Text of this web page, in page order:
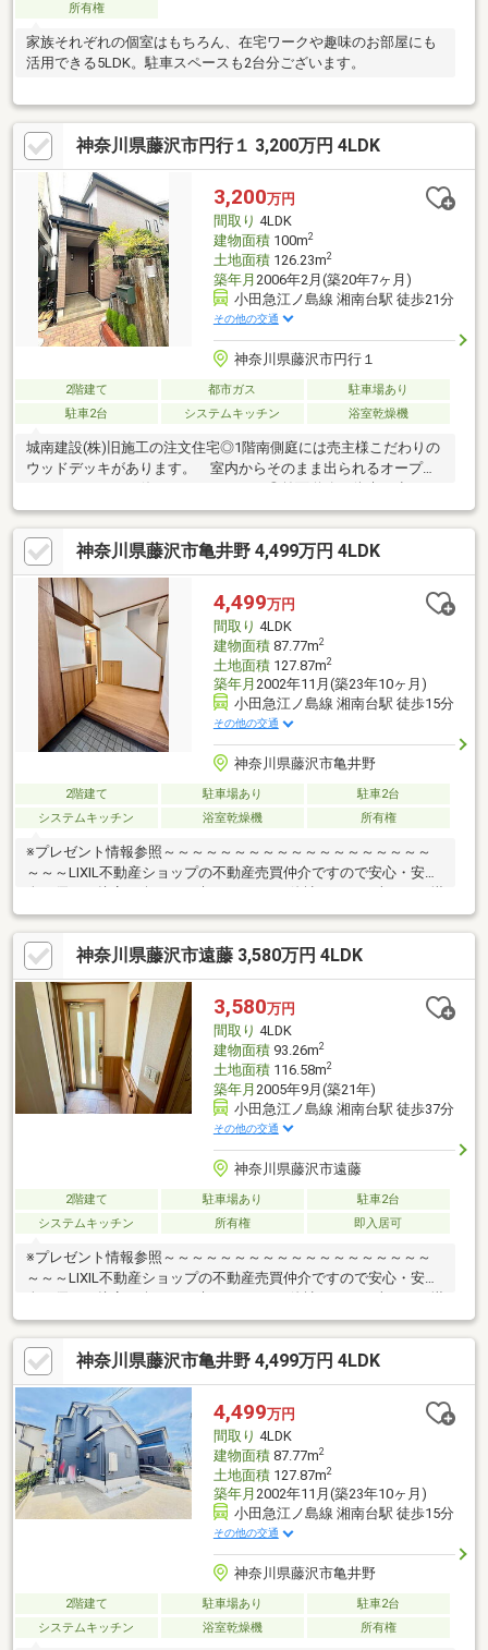
所有権
家族それぞれの個室はもちろん、在宅ワークや趣味のお部屋にも
活用できる5LDK。駐車スペースも2台分ございます。
神奈川県藤沢市円行１ 3,200万円 4LDK
3,200万円
間取り 4LDK
建物面積100m2
土地面積126.23m2
築年月 2006年2月(築20年7ヶ月)
小田急江ノ島線 湘南台駅 徒歩21分
その他の交通
神奈川県藤沢市円行１
2階建て 都市ガス
駐車場あり
駐車2台
システムキッチン 浴室乾燥機
城南建設(株)旧施工の注文住宅◎1階南側庭には売主様こだわりの
ウッドデッキがあります。 室内からそのまま出られるオープン
スペースとしてお使いいただけます。◎前面道路は往来の少ない
5m幅道路◎各居室6帖以上確保のゆとりある間取り◎2022年2
月 外壁・屋根塗装工事実施◎サイディングは旭トステム製
16mmを使用神奈川県藤沢市亀井野 4,499万円 4LDK
4,499万円
間取り 4LDK
建物面積87.77m2
土地面積127.87m2
築年月 2002年11月(築23年10ヶ月)
小田急江ノ島線 湘南台駅 徒歩15分
その他の交通
神奈川県藤沢市亀井野
2階建て 駐車場あり
駐車2台
システムキッチン
浴室乾燥機 所有権
※プレゼント情報参照～～～～～～～～～～～～～～～～～～～
～～～LIXIL不動産ショップの不動産売買仲介ですので安心・安
能下さいませ！～～～～～～～～～～～～～～～～～～～～～～
≪亀井野小学校・湘南台中学校≫火曜・水曜も営業中！リフォー
ムのご相談も無料で承ります。◆小田急江ノ島線「湘南台」駅が
徒歩圏内！◆カースペース2台分(車種にもよる)♪●ご内見希望・物
件所在地の詳細・付近の物件情報等はコチラまでTEL 046-240-
1982
神奈川県藤沢市遠藤 3,580万円 4LDK
3,580万円
間取り 4LDK
建物面積93.26m2
土地面積116.58m2
築年月 2005年9月(築21年)
小田急江ノ島線 湘南台駅 徒歩37分
その他の交通
神奈川県藤沢市遠藤
2階建て 駐車場あり
駐車2台
システムキッチン
所有権 即入居可
※プレゼント情報参照～～～～～～～～～～～～～～～～～～～
～～～LIXIL不動産ショップの不動産売買仲介ですので安心・安
全・優しい接客を楽しみに来てください♪他社さんとの違いをご堪
能下さいませ！～～～～～～～～～～～～～～～～～～～～～～
≪秋葉台小学校・秋葉台中学校≫火曜・水曜も営業中！リフォー
ムのご相談も無料で承ります。◆駐車2台可能！(車種による)◆閑
静な住宅地！●ご内見希望・物件所在地の詳細・付近の物件情報
等はコチラまでTEL 046-240-1982
神奈川県藤沢市亀井野 4,499万円 4LDK
4,499万円
間取り 4LDK
建物面積87.77m2
土地面積127.87m2
築年月 2002年11月(築23年10ヶ月)
小田急江ノ島線 湘南台駅 徒歩15分
その他の交通
神奈川県藤沢市亀井野
2階建て 駐車場あり
駐車2台
システムキッチン
浴室乾燥機 所有権